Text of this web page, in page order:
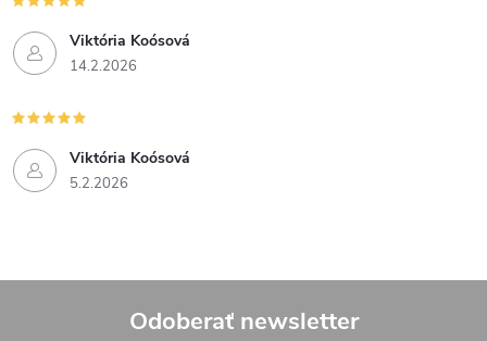
Viktória Koósová
14.2.2026
Viktória Koósová
5.2.2026
Odoberať newsletter